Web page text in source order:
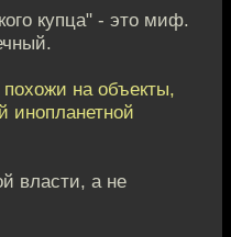
купца" - это миф.
на объекты,
инопланетной
власти, а не